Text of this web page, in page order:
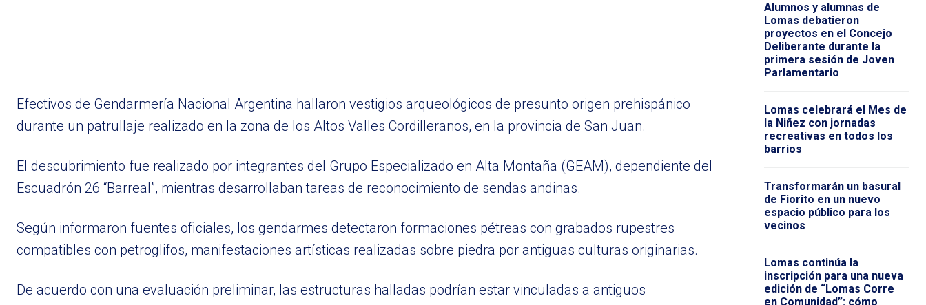
Efectivos de Gendarmería Nacional Argentina hallaron vestigios arqueológicos de presunto origen prehispánico
durante un patrullaje realizado en la zona de los Altos Valles Cordilleranos, en la provincia de San Juan.
El descubrimiento fue realizado por integrantes del Grupo Especializado en Alta Montaña (GEAM), dependiente del
Escuadrón 26 “Barreal”, mientras desarrollaban tareas de reconocimiento de sendas andinas.
Según informaron fuentes oficiales, los gendarmes detectaron formaciones pétreas con grabados rupestres
compatibles con petroglifos, manifestaciones artísticas realizadas sobre piedra por antiguas culturas originarias.
De acuerdo con una evaluación preliminar, las estructuras halladas podrían estar vinculadas a antiguos
Alumnos y alumnas de
Lomas debatieron
proyectos en el Concejo
Deliberante durante la
primera sesión de Joven
Parlamentario
Lomas celebrará el Mes de
la Niñez con jornadas
recreativas en todos los
barrios
Transformarán un basural
de Fiorito en un nuevo
espacio público para los
vecinos
Lomas continúa la
inscripción para una nueva
edición de “Lomas Corre
en Comunidad”: cómo